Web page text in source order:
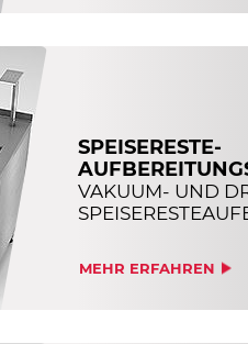
SPEISERESTE-
VAKUUM- UND
MEHR ERFAHREN